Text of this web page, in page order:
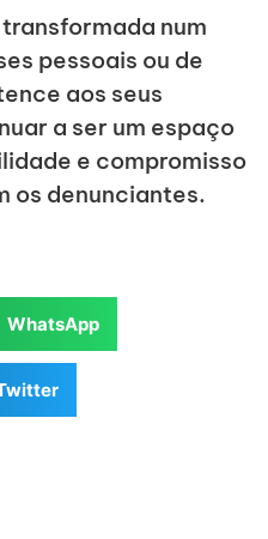
num
pessoais ou de
aos seus
a ser um espaço
e compromisso
os denunciantes.
WhatsApp